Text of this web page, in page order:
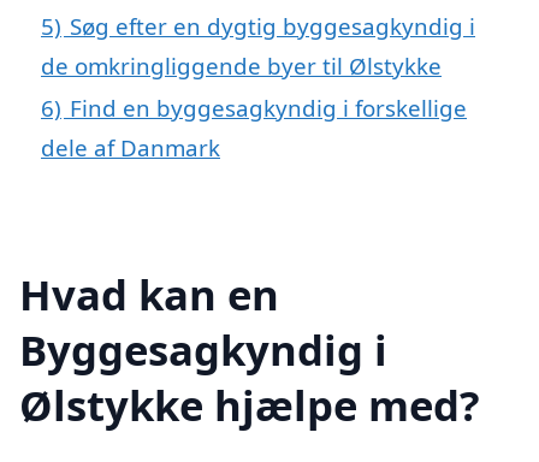
5) Søg efter en dygtig byggesagkyndig i
de omkringliggende byer til Ølstykke
6) Find en byggesagkyndig i forskellige
dele af Danmark
Hvad kan en
Byggesagkyndig i
Ølstykke hjælpe med?